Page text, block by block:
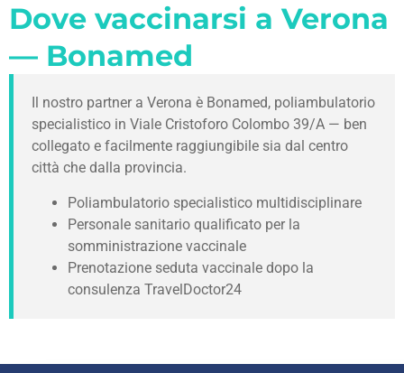
Dove vaccinarsi a Verona
— Bonamed
Il nostro partner a Verona è Bonamed, poliambulatorio
specialistico in Viale Cristoforo Colombo 39/A — ben
collegato e facilmente raggiungibile sia dal centro
città che dalla provincia.
Poliambulatorio specialistico multidisciplinare
Personale sanitario qualificato per la
somministrazione vaccinale
Prenotazione seduta vaccinale dopo la
consulenza TravelDoctor24